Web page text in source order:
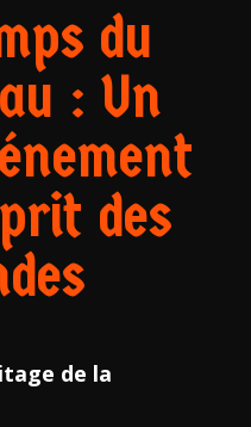
du
: Un
des
de la